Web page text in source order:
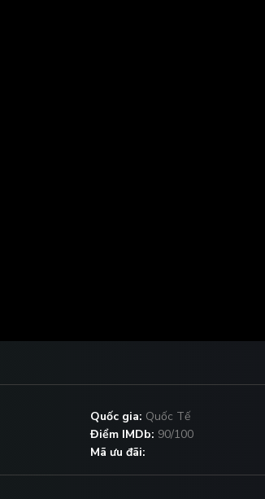
Quốc gia: Quốc Tế
Điểm IMDb: 90/100
Mã ưu đãi: